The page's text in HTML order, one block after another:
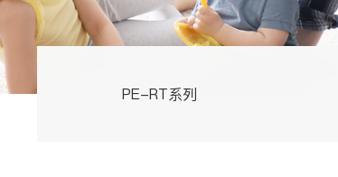
PE-RT系列